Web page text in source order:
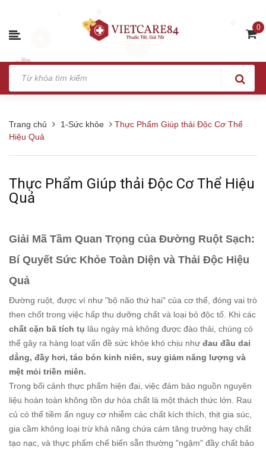
0
Trang chủ 1-Sức khỏe
Thực Phẩm Giúp thải Độc Cơ Thể
Hiệu Quả
Thực Phẩm Giúp thải Độc Cơ Thể Hiệu
Quả
Giải Mã Tầm Quan Trọng của Đường Ruột Sạch:
Bí Quyết Sức Khỏe Toàn Diện và Thải Độc Hiệu
Quả
Đường ruột, được ví như "bộ não thứ hai" của cơ thể, đóng vai trò
then chốt trong việc hấp thu dưỡng chất và loại bỏ độc tố. Khi các
chất cặn bã tích tụ lâu ngày mà không được đào thải, chúng có
thể gây ra hàng loạt vấn đề sức khỏe khó chịu như đau đầu dai
dẳng, đầy hơi, táo bón kinh niên, suy giảm năng lượng và
mệt mỏi triền miên.
Trong bối cảnh thực phẩm hiện đại, việc đảm bảo nguồn nguyên
liệu hoàn toàn không tồn dư hóa chất là một thách thức lớn. Rau
củ có thể tiềm ẩn nguy cơ nhiễm các chất kích thích, thịt gia súc,
gia cầm không loại trừ khả năng chứa cám tăng trưởng hay chất
tạo nạc, và thực phẩm chế biến sẵn thường "ngậm" đầy chất bảo